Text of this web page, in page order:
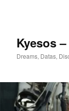
Kyesos
Dreams, Datas,